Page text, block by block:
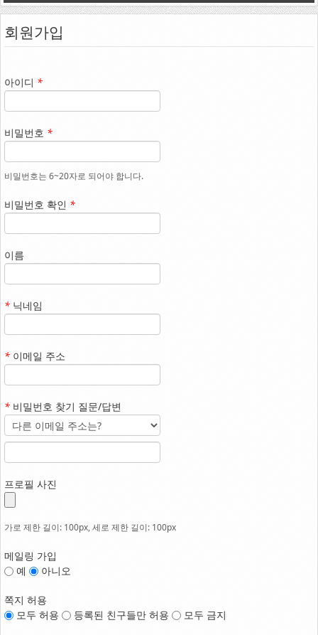
선교지소식
선교기도제목
공지사항
총회법
목사 및 장로안수에 관한 시행세칙
자료실
양식다운로드
월드미션대학교
회원가입
아이디 *
비밀번호 *
비밀번호는 6~20자로 되어야 합니다.
비밀번호 확인 *
이름
* 닉네임
* 이메일 주소
* 비밀번호 찾기 질문/답변
프로필 사진
가로 제한 길이: 100px, 세로 제한 길이: 100px
메일링 가입
예
아니오
쪽지 허용
모두 허용
등록된 친구들만 허용 모두 금지